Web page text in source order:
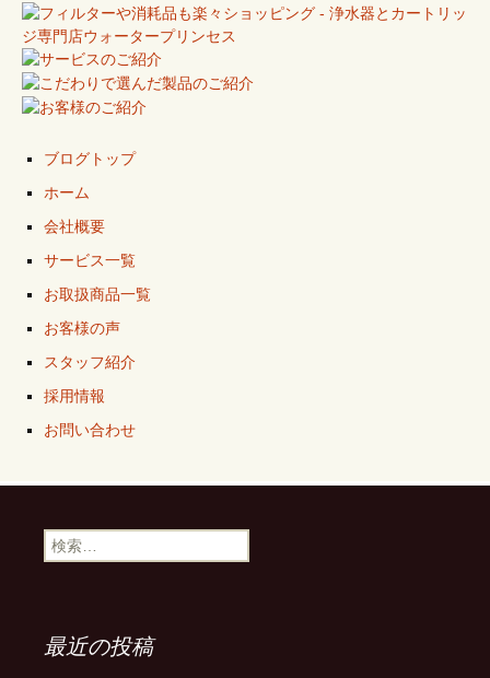
ブログトップ
ホーム
会社概要
サービス一覧
お取扱商品一覧
お客様の声
スタッフ紹介
採用情報
お問い合わせ
検
索:
最近の投稿